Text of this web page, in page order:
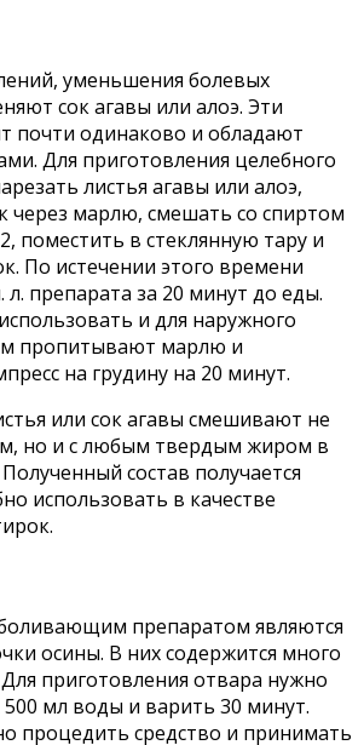
уменьшения болевых
сок агавы или алоэ. Эти
почти одинаково и обладают
Для приготовления целебного
листья агавы или алоэ,
через марлю, смешать со спиртом
поместить в стеклянную тару и
По истечении этого времени
препарата за 20 минут до еды.
и для наружного
пропитывают марлю и
на грудину на 20 минут.
или сок агавы смешивают не
но и с любым твердым жиром в
состав получается
использовать в качестве
препаратом являются
осины. В них содержится много
приготовления отвара нужно
500 мл воды и варить 30 минут.
процедить средство и принимать